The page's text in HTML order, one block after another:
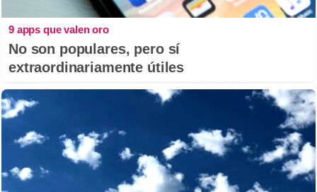
9 apps que valen oro
No son populares, pero sí
extraordinariamente útiles